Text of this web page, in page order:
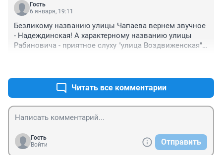
Гость
6 января, 19:11
Безликому названию улицы Чапаева вернем звучное
- Надеждинская! А характерному названию улицы
Рабиновича - приятное слуху "улица Воздвиженская".
названий, имеющихся в каждом городишке и
поселке. И декоммунизация здесь не причем. Просто
будет поменьше серости.
Читать все комментарии
Гость
Войти
Отправить